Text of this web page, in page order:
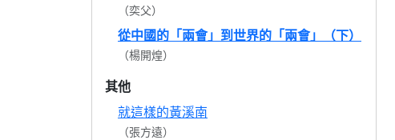
（奕父）
從中國的「兩會」到世界的「兩會」（下）
（楊開煌）
其他
就這樣的黃溪南
（張方遠）